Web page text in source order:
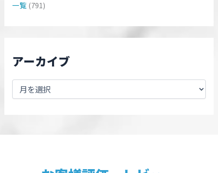
一覧(791)
アーカイブ